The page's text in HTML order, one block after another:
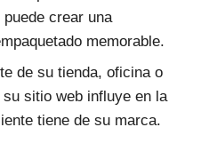
crear una
memorable.
de su tienda, oficina o
sitio web influye en la
tiene de su marca.